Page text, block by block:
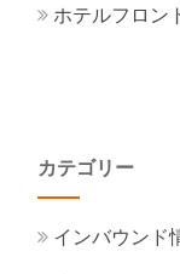
ホテルフロン
カテゴリー
インバウンド